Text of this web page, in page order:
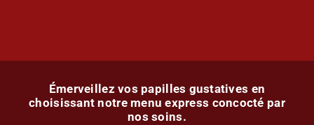
Émerveillez vos papilles gustatives en
choisissant notre menu express concocté par
nos soins.